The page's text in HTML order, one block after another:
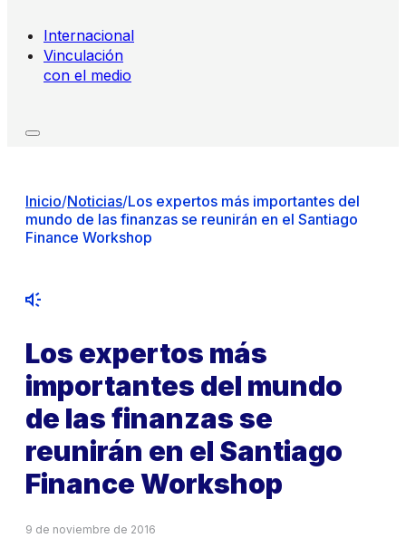
Internacional
Vinculación
con el medio
Inicio/Noticias/Los expertos más importantes del
mundo de las finanzas se reunirán en el Santiago
Finance Workshop
Los expertos más
importantes del mundo
de las finanzas se
reunirán en el Santiago
Finance Workshop
9 de noviembre de 2016